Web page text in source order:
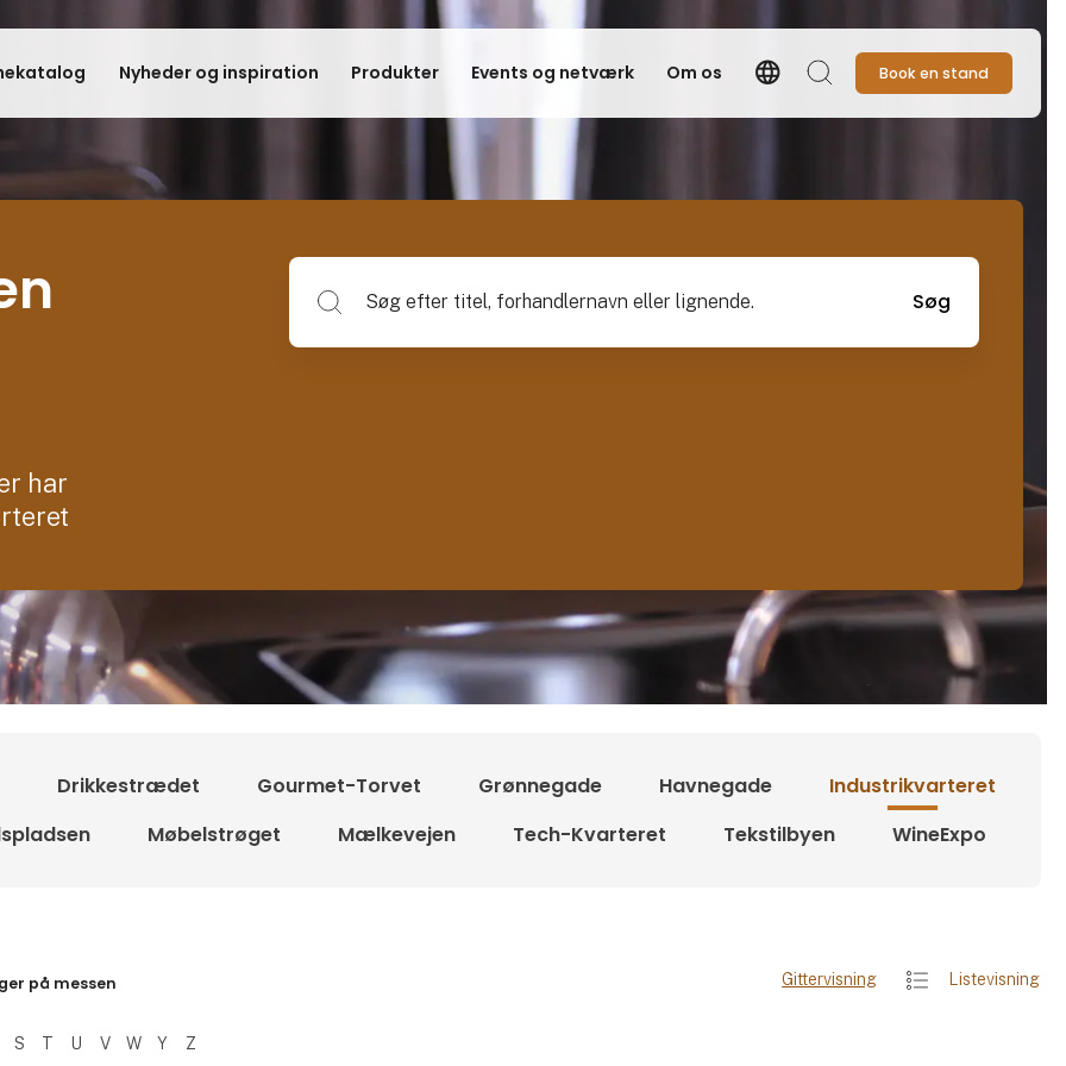
Nyheder og inspiration Produkter Events og netværk Om os languageLanguage
Søg Book en stand
har
Søg efter titel, forhandlernavn eller lignende.
Søg
Drikkestrædet Gourmet-Torvet Grønnegade Havnegade
Industrikvarteret
Møbelstrøget Mælkevejen Tech-Kvarteret Tekstilbyen WineExpo
på messen
S T U V W Y Z
Gittervisning Listevisning